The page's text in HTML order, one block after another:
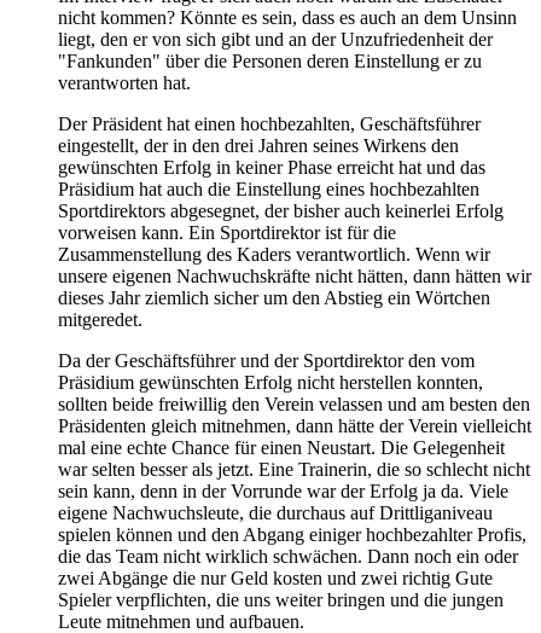
nicht kommen? Könnte es sein, dass es auch an dem Unsinn
liegt, den er von sich gibt und an der Unzufriedenheit der
"Fankunden" über die Personen deren Einstellung er zu
verantworten hat.
Der Präsident hat einen hochbezahlten, Geschäftsführer
eingestellt, der in den drei Jahren seines Wirkens den
gewünschten Erfolg in keiner Phase erreicht hat und das
Präsidium hat auch die Einstellung eines hochbezahlten
Sportdirektors abgesegnet, der bisher auch keinerlei Erfolg
vorweisen kann. Ein Sportdirektor ist für die
Zusammenstellung des Kaders verantwortlich. Wenn wir
unsere eigenen Nachwuchskräfte nicht hätten, dann hätten wir
dieses Jahr ziemlich sicher um den Abstieg ein Wörtchen
mitgeredet.
Da der Geschäftsführer und der Sportdirektor den vom
Präsidium gewünschten Erfolg nicht herstellen konnten,
sollten beide freiwillig den Verein velassen und am besten den
Präsidenten gleich mitnehmen, dann hätte der Verein vielleicht
mal eine echte Chance für einen Neustart. Die Gelegenheit
war selten besser als jetzt. Eine Trainerin, die so schlecht nicht
sein kann, denn in der Vorrunde war der Erfolg ja da. Viele
eigene Nachwuchsleute, die durchaus auf Drittliganiveau
spielen können und den Abgang einiger hochbezahlter Profis,
die das Team nicht wirklich schwächen. Dann noch ein oder
zwei Abgänge die nur Geld kosten und zwei richtig Gute
Spieler verpflichten, die uns weiter bringen und die jungen
Leute mitnehmen und aufbauen.